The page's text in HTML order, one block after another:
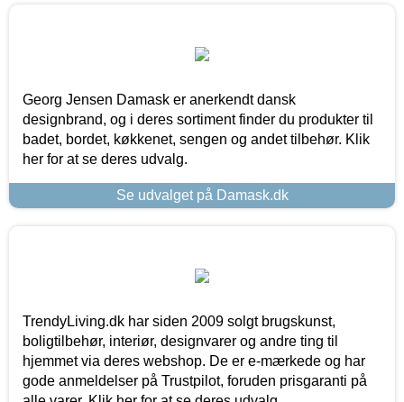
Georg Jensen Damask er anerkendt dansk
designbrand, og i deres sortiment finder du produkter til
badet, bordet, køkkenet, sengen og andet tilbehør. Klik
her for at se deres udvalg.
Se udvalget på Damask.dk
TrendyLiving.dk har siden 2009 solgt brugskunst,
boligtilbehør, interiør, designvarer og andre ting til
hjemmet via deres webshop. De er e-mærkede og har
gode anmeldelser på Trustpilot, foruden prisgaranti på